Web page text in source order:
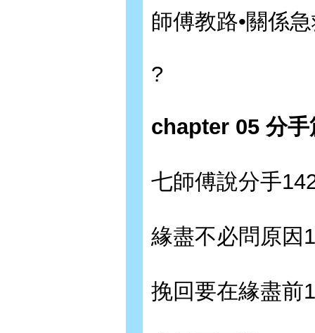
師傅教路•關係
?
chapter 05 分手
七師傅說分手
緣盡不必問原因
挽回要在緣盡前